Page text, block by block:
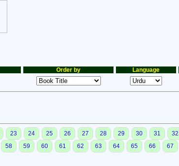
Order by Language
23 24 25 26 27 28 29 30 31 32
58 59 60 61 62 63 64 65 66 67